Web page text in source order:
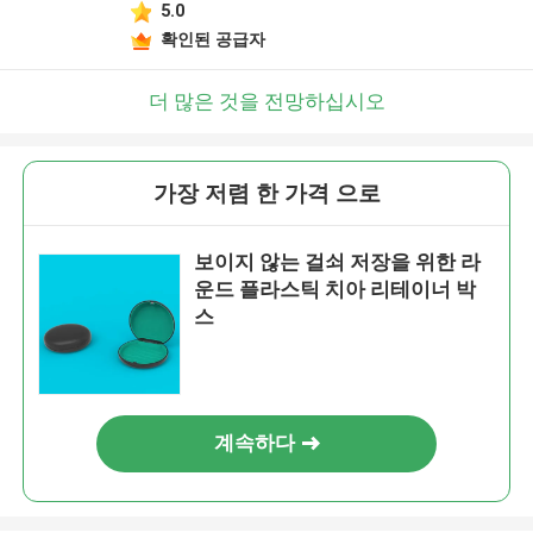
5.0
확인된 공급자
더 많은 것을 전망하십시오
가장 저렴 한 가격 으로
보이지 않는 걸쇠 저장을 위한 라
운드 플라스틱 치아 리테이너 박
스
계속하다